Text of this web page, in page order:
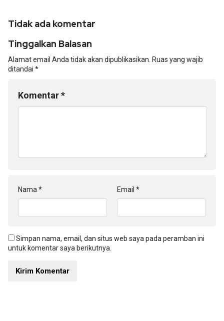
Tidak ada komentar
Tinggalkan Balasan
Alamat email Anda tidak akan dipublikasikan. Ruas yang wajib
ditandai *
Komentar*
Nama * Email *
Simpan nama, email, dan situs web saya pada peramban ini
untuk komentar saya berikutnya.